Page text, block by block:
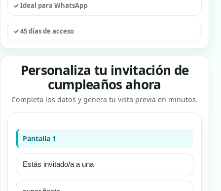
✓ Ideal para WhatsApp
✓ 45 días de acceso
Personaliza tu invitación de
cumpleaños ahora
Completa los datos y genera tu vista previa en minutos.
Pantalla 1